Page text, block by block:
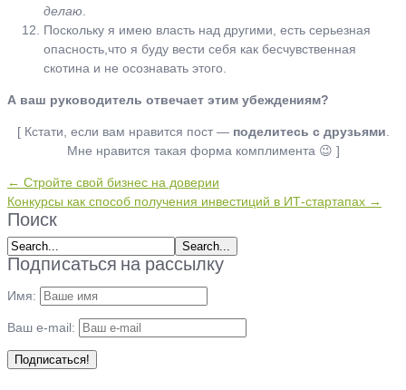
делаю
Поскольку я имею власть над другими, есть серьезная
опасность,что я буду вести себя как бесчувственная
скотина и не осознавать этого.
А ваш руководитель отвечает этим убеждениям?
[ Кстати, если вам нравится пост — поделитесь с друзьями
Мне нравится такая форма комплимента 😉 ]
← Стройте свой бизнес на доверии
Конкурсы как способ получения инвестиций в ИТ-стартапах →
Поиск
Подписаться на рассылку
Имя:
Ваш e-mail: